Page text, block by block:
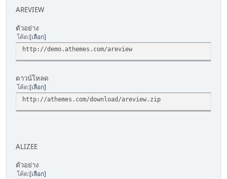
AREVIEW
ตัวอย่าง
โค้ด เลือก
http://demo.athemes.com/areview
ดาวน์โหลด
โค้ด เลือก
http://athemes.com/download/areview.zip
ALIZEE
ตัวอย่าง
โค้ด เลือก